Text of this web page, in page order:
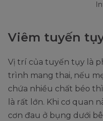
Viêm tuyến
Vị trí của tuyến tụy là
trình mang thai, nếu
chứa nhiều chất béo
là rất lớn. Khi cơ quan
cơn đau ở bụng dưới